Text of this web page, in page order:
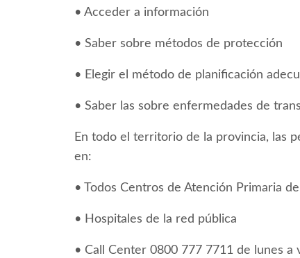
• Acceder a información
• Saber sobre métodos de protección
• Elegir el método de planificación
• Saber las sobre enfermedades de
En todo el territorio de la provincia, las
en:
• Todos Centros de Atención Primaria de
• Hospitales de la red pública
• Call Center 0800 777 7711 de lunes a